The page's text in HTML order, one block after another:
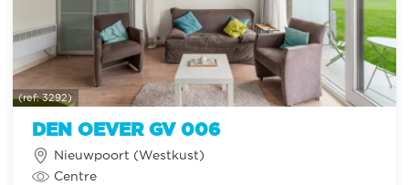
DEN OEVER GV 006
(ref: 3292)
Nieuwpoort (Westkust)
Centre